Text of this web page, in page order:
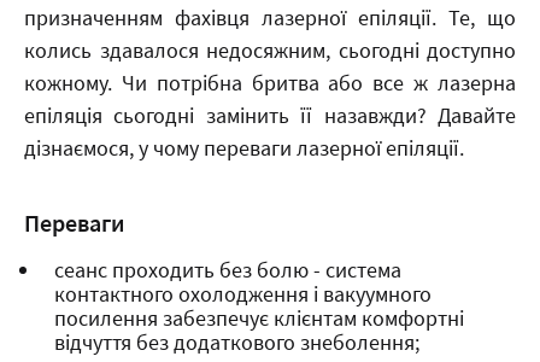
призначенням фахівця лазерної епіляції. Те, що
колись здавалося недосяжним, сьогодні доступно
кожному. Чи потрібна бритва або все ж лазерна
епіляція сьогодні замінить її назавжди? Давайте
дізнаємося, у чому переваги лазерної епіляції.
Переваги
сеанс проходить без болю - система
контактного охолодження і вакуумного
посилення забезпечує клієнтам комфортні
відчуття без додаткового знеболення;